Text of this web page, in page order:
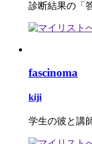
診断結果の「
fascinoma
kiji
学生の彼と講